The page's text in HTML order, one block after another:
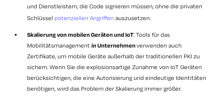
und Dienstleistern, die Code signieren müssen, ohne die privaten
Schlüssel potenziellen Angriffen auszusetzen.
Skalierung von mobilen Geräten und IoT: Tools für das
Mobilitätsmanagement in Unternehmenverwenden auch
Zertifikate, um mobile Geräte außerhalb der traditionellen PKI zu
sichern. Wenn Sie die explosionsartige Zunahme von IoT Geräten
berücksichtigen, die eine Autorisierung und eindeutige Identitäten
benötigen, wird das Problem der Skalierung immer größer.